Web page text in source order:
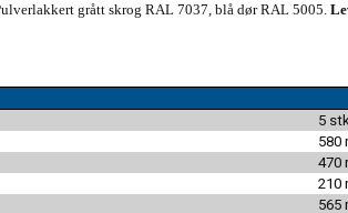
grått skrog RAL 7037, blå dør RAL 5005.
5
580
470
210
565